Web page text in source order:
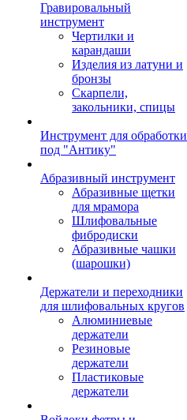
Гравировальный
инструмент
Чертилки и
карандаши
Изделия из латуни и
бронзы
Скарпели,
закольники, спицы
Инструмент для обработки
под "Антику"
Абразивный инструмент
Абразивные щетки
для мрамора
Шлифовальные
фибродиски
Абразивные чашки
(шарошки)
Держатели и переходники
для шлифовальных кругов
Алюминиевые
держатели
Резиновые
держатели
Пластиковые
держатели